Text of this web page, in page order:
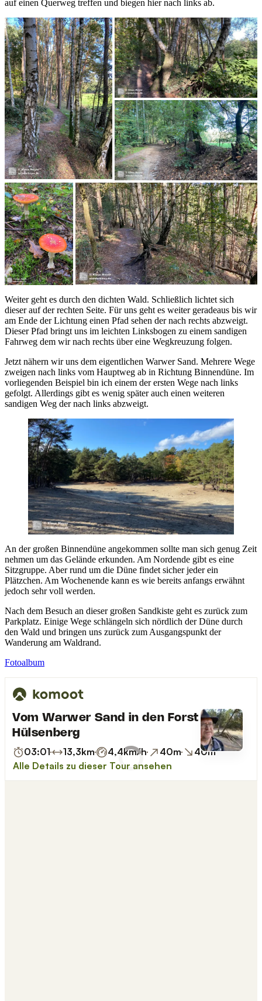
auf einen Querweg treffen und biegen hier nach links ab.
Weiter geht es durch den dichten Wald. Schließlich lichtet sich
dieser auf der rechten Seite. Für uns geht es weiter geradeaus bis wir
am Ende der Lichtung einen Pfad sehen der nach rechts abzweigt.
Dieser Pfad bringt uns im leichten Linksbogen zu einem sandigen
Fahrweg dem wir nach rechts über eine Wegkreuzung folgen.
Jetzt nähern wir uns dem eigentlichen Warwer Sand. Mehrere Wege
zweigen nach links vom Hauptweg ab in Richtung Binnendüne. Im
vorliegenden Beispiel bin ich einem der ersten Wege nach links
gefolgt. Allerdings gibt es wenig später auch einen weiteren
sandigen Weg der nach links abzweigt.
An der großen Binnendüne angekommen sollte man sich genug Zeit
nehmen um das Gelände erkunden. Am Nordende gibt es eine
Sitzgruppe. Aber rund um die Düne findet sicher jeder ein
Plätzchen. Am Wochenende kann es wie bereits anfangs erwähnt
jedoch sehr voll werden.
Nach dem Besuch an dieser großen Sandkiste geht es zurück zum
Parkplatz. Einige Wege schlängeln sich nördlich der Düne durch
den Wald und bringen uns zurück zum Ausgangspunkt der
Wanderung am Waldrand.
Fotoalbum